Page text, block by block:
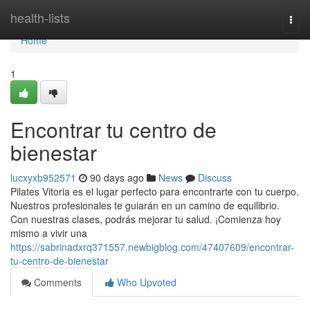
health-lists
Home
Home
1
Encontrar tu centro de
bienestar
lucxyxb952571 90 days ago News
Discuss
Pilates Vitoria es el lugar perfecto para encontrarte con tu cuerpo.
Nuestros profesionales te guiarán en un camino de equilibrio.
Con nuestras clases, podrás mejorar tu salud. ¡Comienza hoy
mismo a vivir una
https://sabrinadxrq371557.newbigblog.com/47407609/encontrar-
tu-centro-de-bienestar
Comments
Who Upvoted